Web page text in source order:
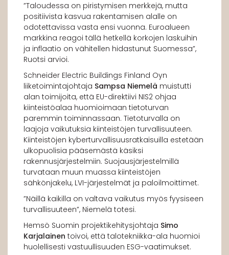
”Taloudessa on piristymisen merkkejä, mutta
positiivista kasvua rakentamisen alalle on
odotettavissa vasta ensi vuonna. Euroalueen
markkina reagoi tällä hetkellä korkojen laskuihin
ja inflaatio on vähitellen hidastunut Suomessa”,
Ruotsi arvioi.
Schneider Electric Buildings Finland Oyn
liiketoimintajohtaja Sampsa Niemelä muistutti
alan toimijoita, että EU-direktiivi NIS2 ohjaa
kiinteistöalaa huomioimaan tietoturvan
paremmin toiminnassaan. Tietoturvalla on
laajoja vaikutuksia kiinteistöjen turvallisuuteen.
Kiinteistöjen kyberturvallisuusratkaisuilla estetään
ulkopuolisia pääsemästä käsiksi
rakennusjärjestelmiin. Suojausjärjestelmillä
turvataan muun muassa kiinteistöjen
sähkönjakelu, LVI-järjestelmät ja paloilmoittimet.
”Näillä kaikilla on valtava vaikutus myös fyysiseen
turvallisuuteen”, Niemelä totesi.
Hemsö Suomin projektikehitysjohtaja Simo
Karjalainen toivoi, että talotekniikka-ala huomioi
huolellisesti vastuullisuuden ESG-vaatimukset.